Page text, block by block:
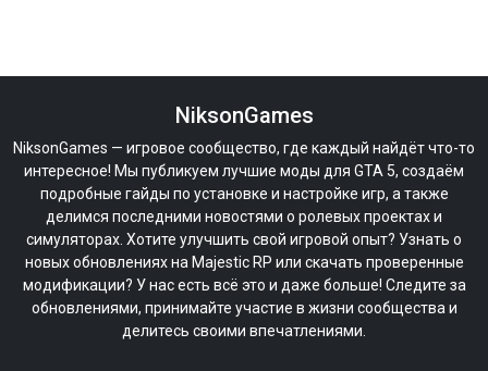
NiksonGames
NiksonGames — игровое сообщество, где каждый найдёт что-то
интересное! Мы публикуем лучшие моды для GTA 5, создаём
подробные гайды по установке и настройке игр, а также
делимся последними новостями о ролевых проектах и
симуляторах. Хотите улучшить свой игровой опыт? Узнать о
новых обновлениях на Majestic RP или скачать проверенные
модификации? У нас есть всё это и даже больше! Следите за
обновлениями, принимайте участие в жизни сообщества и
делитесь своими впечатлениями.